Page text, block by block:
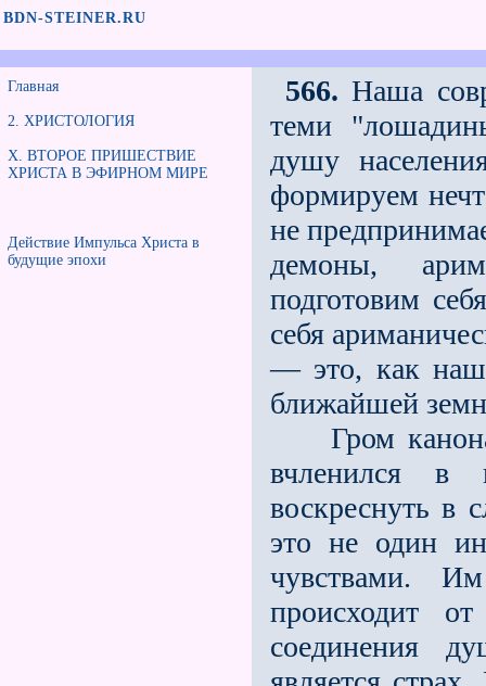
BDN-STEINER.RU
Главная
2. ХРИСТОЛОГИЯ
X. ВТОРОЕ ПРИШЕСТВИЕ
ХРИСТА В ЭФИРНОМ МИРЕ
Действие Импульса Христа в
будущие эпохи
566. Наша
теми
душу
формируем
не
демоны,
подготовим
себя
— это, как
ближайшей
Гром
вчленился в
воскреснуть
это не один
чувствами.
происходит
соединения